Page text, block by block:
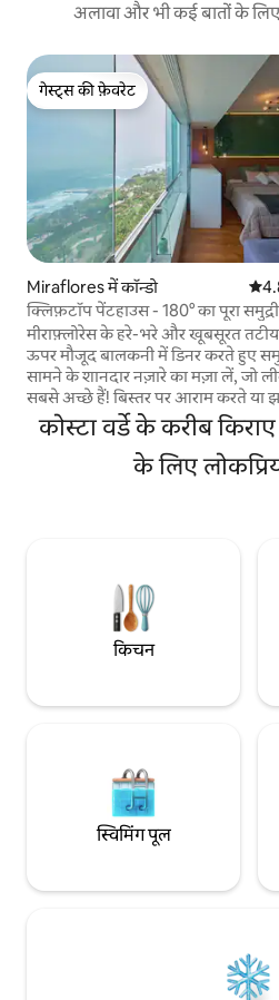
अलावा और भी कई बातों के लिए
गेस्ट्स की फ़ेवरेट
गेस्ट्स की फ़ेवरेट
Miraflores में कॉन्डो औसत
क्लिफ़टॉप पेंटहाउस - 180° का पूरा
मीराफ़्लोरेस के हरे-भरे और खूबसूरत तटीय
ऊपर मौजूद बालकनी में डिनर करते हुए
सामने के शानदार नज़ारे का मज़ा लें, जो
सबसे अच्छे हैं! बिस्तर पर आराम करते या झपकी लेते
हुए नीचे चट्टानों से टकराती लहरों की
सोशल मीडिया पर चर्चा करें या Netflix
दुनिया के कुछ बेहतरीन खाने का मज़ा
एवेनिडा ला मार पर टहलें! मालेकॉन से बस 2 ब्लॉक
कोस्टा वर्डे के करीब
के लिए
किचन
स्विमिंग पूल